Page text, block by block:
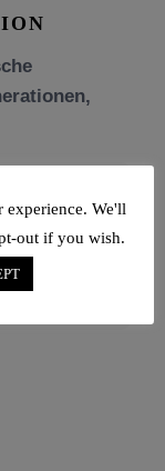
experience. We'll
out if you wish.